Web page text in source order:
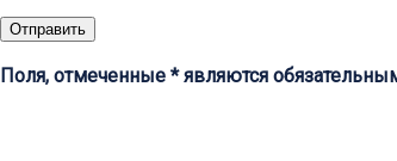
Поля, отмеченные * являются